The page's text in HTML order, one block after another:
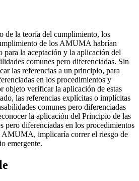
de la teoría del cumplimiento, los
de los AMUMA habrían
para la aceptación y la aplicación del
comunes pero diferenciadas. Sin
las referencias a un principio, para
en los procedimientos y
objeto verificar la aplicación de estas
las referencias explícitas o implícitas
comunes pero diferenciadas
la aplicación del Principio de las
pero diferenciadas en los procedimientos
implicaría correr el riesgo de
emergente.